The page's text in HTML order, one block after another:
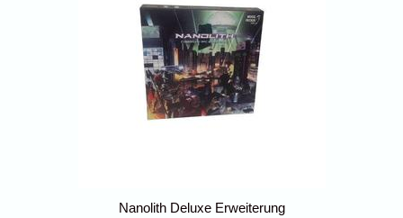
Nanolith Deluxe Erweiterung